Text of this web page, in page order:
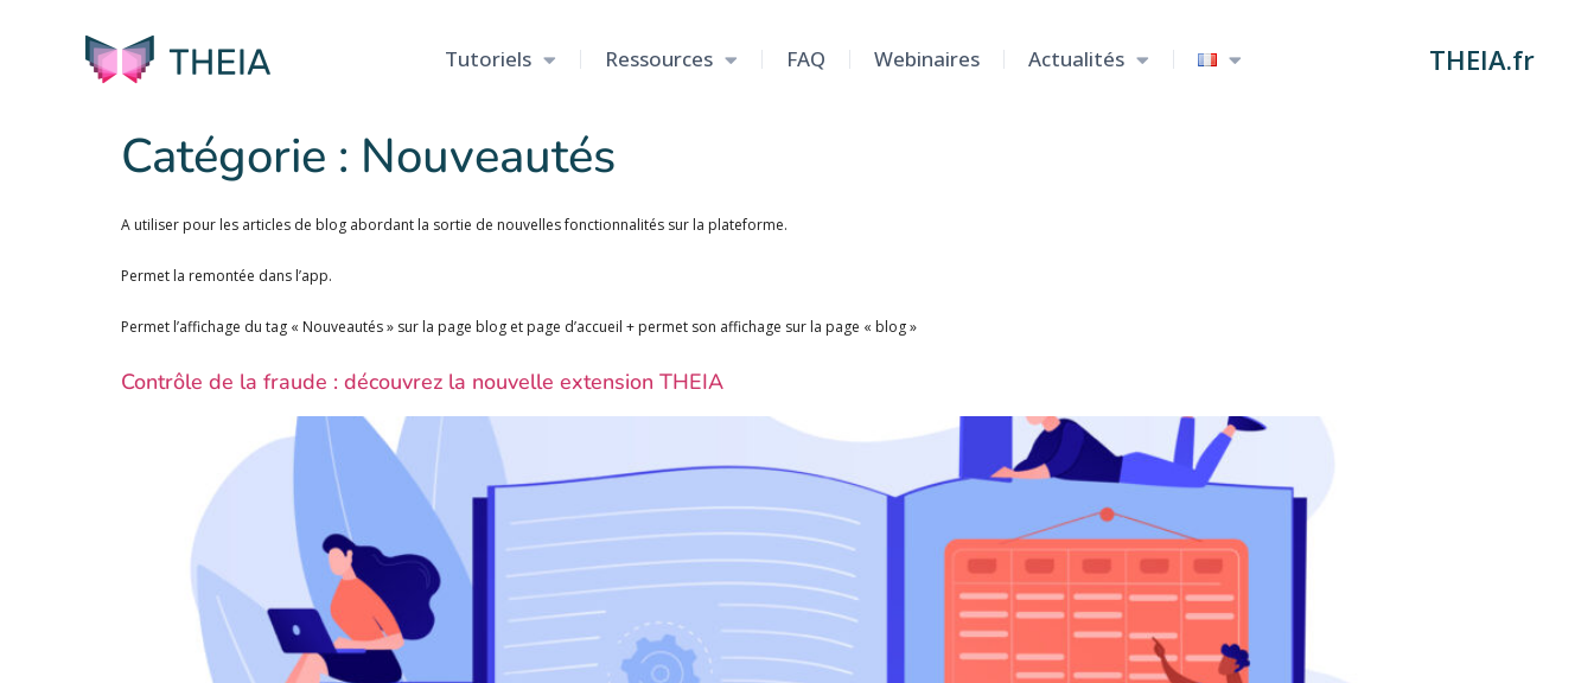
Tutoriels Ressources FAQ Webinaires Actualités THEIA.fr
Catégorie : Nouveautés
A utiliser pour les articles de blog abordant la sortie de nouvelles fonctionnalités sur la plateforme.
Permet la remontée dans l’app.
Permet l’affichage du tag « Nouveautés » sur la page blog et page d’accueil + permet son affichage sur la page « blog »
Contrôle de la fraude : découvrez la nouvelle extension THEIA